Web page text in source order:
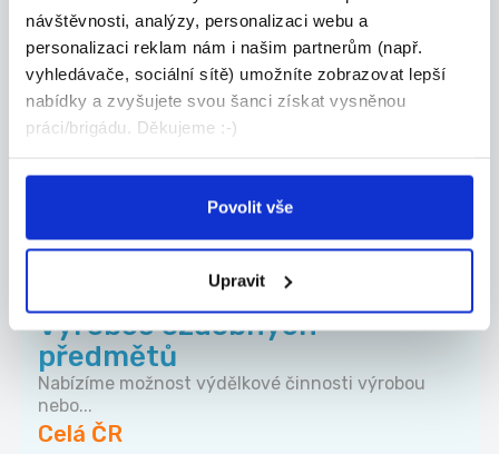
návštěvnosti, analýzy, personalizaci webu a
personalizaci reklam nám i našim partnerům (např.
vyhledávače, sociální sítě) umožníte zobrazovat lepší
nabídky a zvyšujete svou šanci získat vysněnou
práci/brigádu. Děkujeme :-)
Povolit vše
Upravit
Tri...
Remote | Částečný úvazek | od 15:00 Rodiče
chtě...
Celá ČR
Výrobce ozdobných
předmětů
Nabízíme možnost výdělkové činnosti výrobou
nebo...
Celá ČR